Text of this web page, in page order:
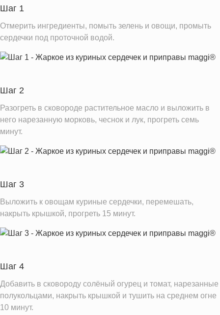
Пищевые волокна
Холестерин
Вода
183.1 г
Натрий
Фолиевая кислота
Витамин С
Насыщенные жиры
1.7 г
Информация для одной порции
Шаг 1
Отмерить ингредиенты, помыть зелень и овощи, промыть
сердечки под проточной водой.
Шаг 2
Разогреть в сковороде растительное масло и выложить в
него нарезанную морковь, чеснок и лук, прогреть семь
минут.
Шаг 3
Выложить к овощам куриные сердечки, перемешать,
накрыть крышкой, прогреть 15 минут.
Шаг 4
Добавить в сковороду солёный огурец и томат, нарезанные
полукольцами, накрыть крышкой и тушить на среднем огне
10 минут.